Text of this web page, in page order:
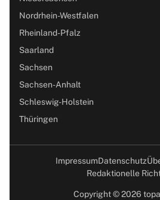
Nordrhein-Westfalen
Rheinland-Pfalz
Saarland
Sachsen
Sachsen-Anhalt
Schleswig-Holstein
Thüringen
ImpressumDatenschutz
Redaktionelle
Copyright © 2026